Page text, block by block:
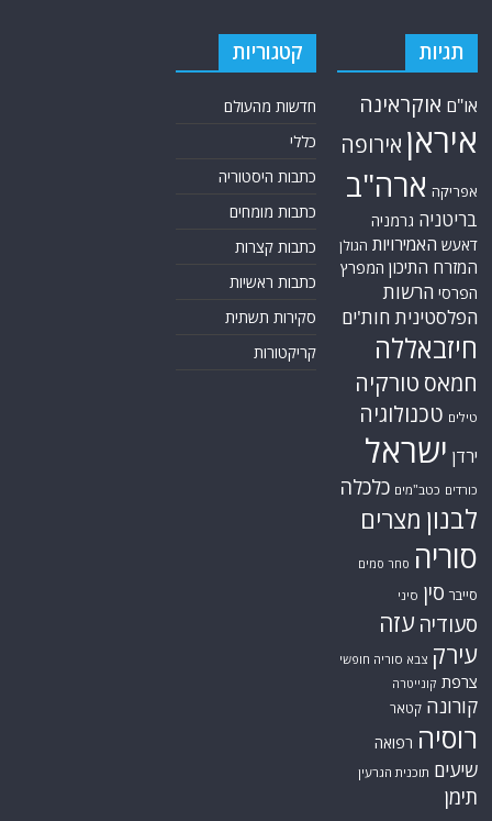
תגיות
או"ם אוקראינה
איראן אירופה
אפריקה ארה"ב
בריטניה גרמניה
דאעש האמירויות הגולן
המזרח התיכון המפרץ
הפרסי הרשות
הפלסטינית חות'ים
חיזבאללה
חמאס טורקיה
טילים טכנולוגיה
ירדן ישראל
כורדים כטב"מים כלכלה
לבנון מצרים
סוריה סחר סמים
סייבר סין סיני
סעודיה עזה
עירק צבא סוריה חופשי
צרפת קונייטרה
קורונה קטאר
רוסיה רפואה
שיעים תוכנית הגרעין
תימן
קטגוריות
חדשות מהעולם
כללי
כתבות היסטוריה
כתבות מומחים
כתבות קצרות
כתבות ראשיות
סקירות תשתית
קריקטורות